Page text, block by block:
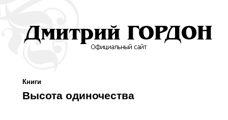
Книги
Высота одиночества